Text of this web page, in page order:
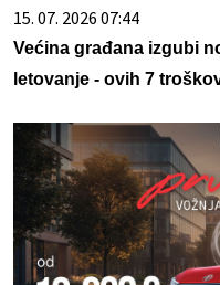
15. 07. 2026 07:44
Većina građana izgubi
letovanje - ovih 7